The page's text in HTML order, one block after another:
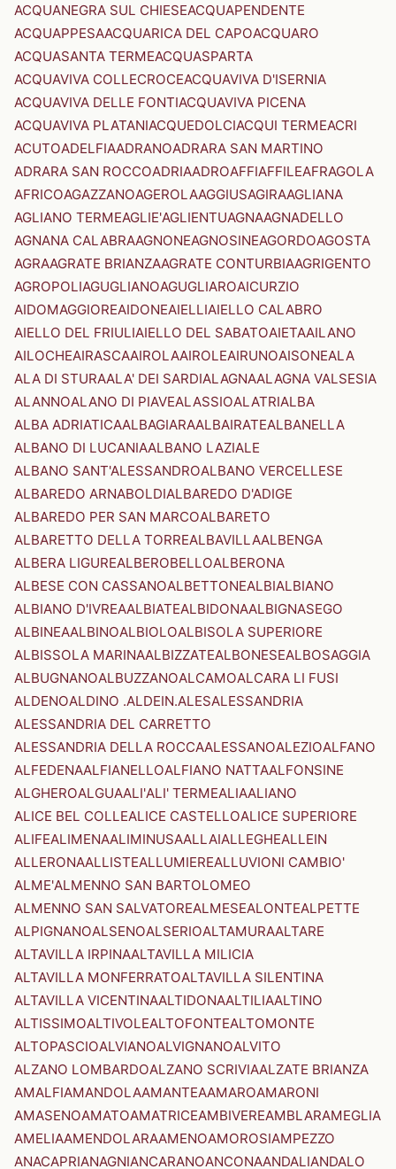
ACQUANEGRA SUL CHIESEACQUAPENDENTE
ACQUAPPESAACQUARICA DEL CAPOACQUARO
ACQUASANTA TERMEACQUASPARTA
ACQUAVIVA COLLECROCEACQUAVIVA D'ISERNIA
ACQUAVIVA DELLE FONTIACQUAVIVA PICENA
ACQUAVIVA PLATANIACQUEDOLCIACQUI TERMEACRI
ACUTOADELFIAADRANOADRARA SAN MARTINO
ADRARA SAN ROCCOADRIAADROAFFIAFFILEAFRAGOLA
AFRICOAGAZZANOAGEROLAAGGIUSAGIRAAGLIANA
AGLIANO TERMEAGLIE'AGLIENTUAGNAAGNADELLO
AGNANA CALABRAAGNONEAGNOSINEAGORDOAGOSTA
AGRAAGRATE BRIANZAAGRATE CONTURBIAAGRIGENTO
AGROPOLIAGUGLIANOAGUGLIAROAICURZIO
AIDOMAGGIOREAIDONEAIELLIAIELLO CALABRO
AIELLO DEL FRIULIAIELLO DEL SABATOAIETAAILANO
AILOCHEAIRASCAAIROLAAIROLEAIRUNOAISONEALA
ALA DI STURAALA' DEI SARDIALAGNAALAGNA VALSESIA
ALANNOALANO DI PIAVEALASSIOALATRIALBA
ALBA ADRIATICAALBAGIARAALBAIRATEALBANELLA
ALBANO DI LUCANIAALBANO LAZIALE
ALBANO SANT'ALESSANDROALBANO VERCELLESE
ALBAREDO ARNABOLDIALBAREDO D'ADIGE
ALBAREDO PER SAN MARCOALBARETO
ALBARETTO DELLA TORREALBAVILLAALBENGA
ALBERA LIGUREALBEROBELLOALBERONA
ALBESE CON CASSANOALBETTONEALBIALBIANO
ALBIANO D'IVREAALBIATEALBIDONAALBIGNASEGO
ALBINEAALBINOALBIOLOALBISOLA SUPERIORE
ALBISSOLA MARINAALBIZZATEALBONESEALBOSAGGIA
ALBUGNANOALBUZZANOALCAMOALCARA LI FUSI
ALDENOALDINO .ALDEIN.ALESALESSANDRIA
ALESSANDRIA DEL CARRETTO
ALESSANDRIA DELLA ROCCAALESSANOALEZIOALFANO
ALFEDENAALFIANELLOALFIANO NATTAALFONSINE
ALGHEROALGUAALI'ALI' TERMEALIAALIANO
ALICE BEL COLLEALICE CASTELLOALICE SUPERIORE
ALIFEALIMENAALIMINUSAALLAIALLEGHEALLEIN
ALLERONAALLISTEALLUMIEREALLUVIONI CAMBIO'
ALME'ALMENNO SAN BARTOLOMEO
ALMENNO SAN SALVATOREALMESEALONTEALPETTE
ALPIGNANOALSENOALSERIOALTAMURAALTARE
ALTAVILLA IRPINAALTAVILLA MILICIA
ALTAVILLA MONFERRATOALTAVILLA SILENTINA
ALTAVILLA VICENTINAALTIDONAALTILIAALTINO
ALTISSIMOALTIVOLEALTOFONTEALTOMONTE
ALTOPASCIOALVIANOALVIGNANOALVITO
ALZANO LOMBARDOALZANO SCRIVIAALZATE BRIANZA
AMALFIAMANDOLAAMANTEAAMAROAMARONI
AMASENOAMATOAMATRICEAMBIVEREAMBLARAMEGLIA
AMELIAAMENDOLARAAMENOAMOROSIAMPEZZO
ANACAPRIANAGNIANCARANOANCONAANDALIANDALO